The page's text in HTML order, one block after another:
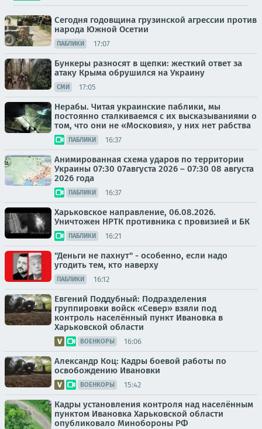
Сегодня годовщина грузинской агрессии против
народа Южной Осетии
ПАБЛИКИ 17:07
Бункеры разносят в щепки: жесткий ответ за
атаку Крыма обрушился на Украину
СМИ 17:05
Нерабы. Читая украинские паблики, мы
постоянно сталкиваемся с их высказываниями о
том, что они не «Московия», у них нет рабства
ПАБЛИКИ 16:37
Анимированная схема ударов по территории
Украины 07:30 07августа 2026 – 07:30 08 августа
2026 года
ПАБЛИКИ 16:37
Харьковское направление, 06.08.2026.
Уничтожен НРТК противника с провизией и БК
ПАБЛИКИ 16:21
"Деньги не пахнут" - особенно, если надо
угодить тем, кто наверху
ПАБЛИКИ 16:12
Евгений Поддубный: Подразделения
группировки войск «Север» взяли под
контроль населённый пункт Ивановка в
Харьковской области
ВОЕНКОРЫ 16:06
Александр Коц: Кадры боевой работы по
освобождению Ивановки
ВОЕНКОРЫ 15:42
Кадры установления контроля над населённым
пунктом Ивановка Харьковской области
опубликовало Минобороны РФ